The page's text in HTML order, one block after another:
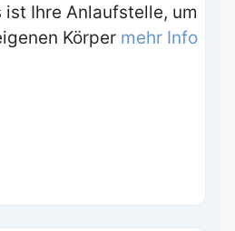
ist Ihre Anlaufstelle, um
Körper mehr Info